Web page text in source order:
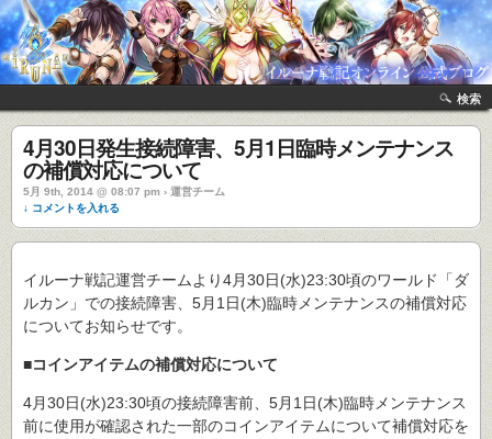
検索
4月30日発生接続障害、5月1日臨時メンテナンス
の補償対応について
5月 9th, 2014 @ 08:07 pm › 運営チーム
↓ コメントを入れる
イルーナ戦記運営チームより4月30日(水)23:30頃のワールド「ダ
ルカン」での接続障害、5月1日(木)臨時メンテナンスの補償対応
についてお知らせです。
■コインアイテムの補償対応について
4月30日(水)23:30頃の接続障害前、5月1日(木)臨時メンテナンス
前に使用が確認された一部のコインアイテムについて補償対応を